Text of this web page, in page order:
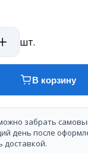
шт.
В корзину
забрать
день после
доставкой.